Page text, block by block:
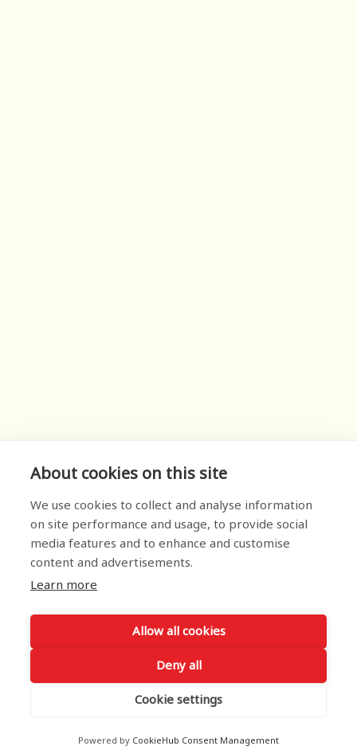
About cookies on this site
We use cookies to collect and analyse information
on site performance and usage, to provide social
media features and to enhance and customise
content and advertisements.
Learn more
Allow all cookies
Deny all
Cookie settings
Powered by CookieHub Consent Management